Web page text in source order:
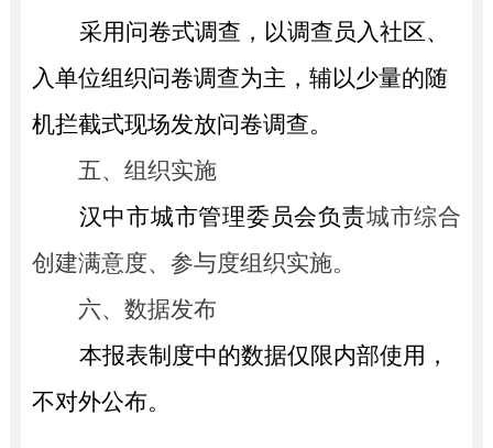
采用问卷式调查，以调查员入社区、
入单位组织问卷调查为主，辅以少量的随
机拦截式现场发放问卷调查。
五、 组织实施
汉中市城市管理委员会负责城市综合
创建满意度、参与度组织实施。
六、 数据发布
本报表制度中的数据仅限内部使用，
不对外公布。